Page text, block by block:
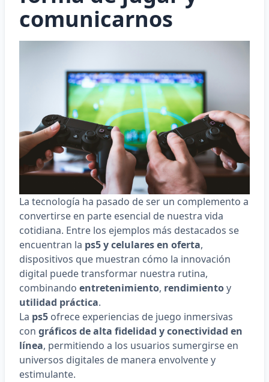
comunicarnos
La tecnología ha pasado de ser un complemento a
convertirse en parte esencial de nuestra vida
cotidiana. Entre los ejemplos más destacados se
encuentran la ps5 y celulares en oferta,
dispositivos que muestran cómo la innovación
digital puede transformar nuestra rutina,
combinando entretenimiento, rendimientoy
utilidad práctica.
La ps5 ofrece experiencias de juego inmersivas
con gráficos de alta fidelidad y conectividad en
línea, permitiendo a los usuarios sumergirse en
universos digitales de manera envolvente y
estimulante.